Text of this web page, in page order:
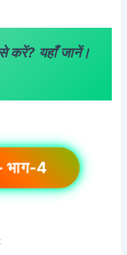
करें? यहाँ जानें।
भाग-4